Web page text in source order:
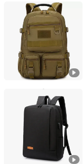
Shanghai Sky
Shanghai, China
Market Union Co. Ltd.
Zhejiang, China